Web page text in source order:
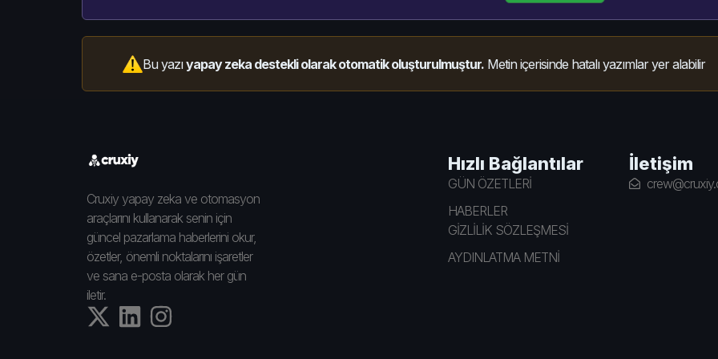
Bu yazıyapay zeka destekli olarak otomatik oluşturulmuştur. Metin içerisinde hatalı yazımlar yer alabilir
Cruxiy yapay zeka ve otomasyon
araçlarını kullanarak senin için
güncel pazarlama haberlerini okur,
özetler, önemli noktalarını işaretler
ve sana e-posta olarak her gün
iletir.
Hızlı Bağlantılar
GÜN ÖZETLERİ
HABERLER
GİZLİLİK SÖZLEŞMESİ
AYDINLATMA METNİ
İletişim